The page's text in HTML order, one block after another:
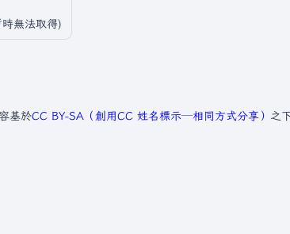
無法取得)
基於CC BY-SA（創用CC 姓名標示─相同方式分享） 之